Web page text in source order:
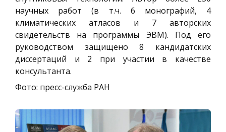
научных работ (в т.ч. 6 монографий, 4
климатических атласов и 7 авторских
свидетельств на программы ЭВМ). Под его
руководством защищено 8 кандидатских
диссертаций и 2 при участии в качестве
консультанта.
Фото: пресс-служба РАН